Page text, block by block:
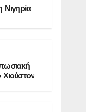
Νιγηρία
Χιούστον